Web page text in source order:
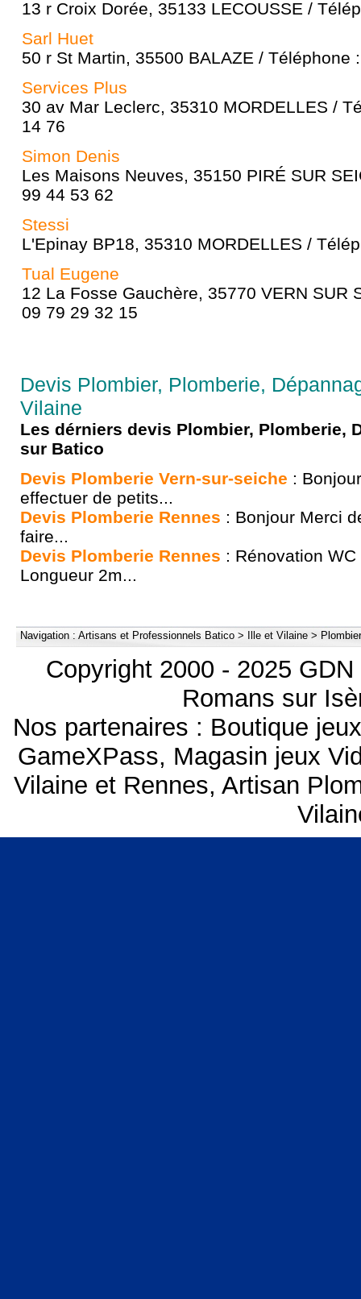
13 r Croix Dorée, 35133 LECOUSSE /
Sarl Huet
50 r St Martin, 35500 BALAZE / Téléphone
Services Plus
30 av Mar Leclerc, 35310 MORDELLES /
14 76
Simon Denis
Les Maisons Neuves, 35150 PIRÉ SUR
99 44 53 62
Stessi
L'Epinay BP18, 35310 MORDELLES /
Tual Eugene
12 La Fosse Gauchère, 35770 VERN SUR
09 79 29 32 15
Devis Plombier, Plomberie,
Vilaine
Les dérniers devis Plombier, Plomberie,
sur Batico
Devis Plomberie Vern-sur-seiche :
effectuer de petits...
Devis Plomberie Rennes : Bonjour Merci
faire...
Devis Plomberie Rennes : Rénovation
Longueur 2m...
Navigation : Artisans et Professionnels Batico > Ille et Vilaine >
Copyright 2000 - 2025
Romans sur
Nos partenaires : Boutique
GameXPass, Magasin jeux
Vilaine et Rennes, Artisan